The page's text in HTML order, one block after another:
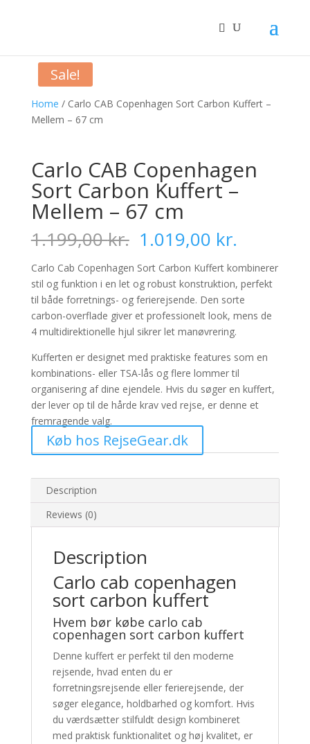
Home / Carlo CAB Copenhagen Sort Carbon Kuffert –
Mellem – 67 cm
Sale!
Carlo CAB Copenhagen
Sort Carbon Kuffert –
Mellem – 67 cm
1.199,00kr. Original
price
was:
1.199,00 kr..
1.019,00 kr.
is:
Carlo Cab Copenhagen Sort Carbon Kuffert kombinerer
stil og funktion i en let og robust konstruktion, perfekt
til både forretnings- og ferierejsende. Den sorte
carbon-overflade giver et professionelt look, mens de
4 multidirektionelle hjul sikrer let manøvrering.
Kufferten er designet med praktiske features som en
kombinations- eller TSA-lås og flere lommer til
organisering af dine ejendele. Hvis du søger en kuffert,
der lever op til de hårde krav ved rejse, er denne et
fremragende valg.
Køb hos RejseGear.dk
Description
Reviews (0)
Description
Carlo cab copenhagen
sort carbon kuffert
Hvem bør købe carlo cab
copenhagen sort carbon kuffert
Denne kuffert er perfekt til den moderne
rejsende, hvad enten du er
forretningsrejsende eller ferierejsende, der
søger elegance, holdbarhed og komfort. Hvis
du værdsætter stilfuldt design kombineret
med praktisk funktionalitet og høj kvalitet, er